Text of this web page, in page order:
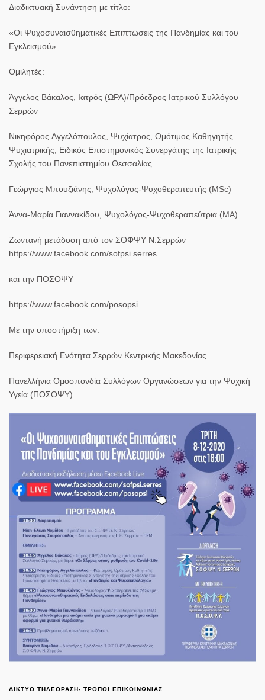
Διαδικτυακή Συνάντηση με τίτλο:
«Οι Ψυχοσυναισθηματικές Επιπτώσεις της Πανδημίας και του
Εγκλεισμού»
Ομιλητές:
Άγγελος Βάκαλος, Ιατρός (ΩΡΛ)/Πρόεδρος Ιατρικού Συλλόγου
Σερρών
Νικηφόρος Aγγελόπουλος, Ψυχίατρος, Ομότιμος Καθηγητής
Ψυχιατρικής, Ειδικός Επιστημονικός Συνεργάτης της Ιατρικής
Σχολής του Πανεπιστημίου Θεσσαλίας
Γεώργιος Μπουζιάνης, Ψυχολόγος-Ψυχοθεραπευτής (ΜSc)
Άννα-Μαρία Γιαννακίδου, Ψυχολόγος-Ψυχοθεραπεύτρια (ΜΑ)
Ζωντανή μετάδοση από τον ΣΟΦΨΥ Ν.Σερρών
https://www.facebook.com/sofpsi.serres
και την ΠΟΣΟΨΥ
https://www.facebook.com/posopsi
Με την υποστήριξη των:
Περιφερειακή Ενότητα Σερρών Κεντρικής Μακεδονίας
Πανελλήνια Ομοσπονδία Συλλόγων Οργανώσεων για την Ψυχική
Υγεία (ΠΟΣΟΨΥ)
ΔΙΚΤΥΟ ΤΗΛΕΟΡΑΣΗ- ΤΡΟΠΟΙ ΕΠΙΚΟΙΝΩΝΙΑΣ